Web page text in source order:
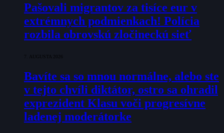
Pašovali migrantov za tisíce eur v
extrémnych podmienkach! Polícia
rozbila obrovskú zločineckú sieť
7. AUGUSTA 2026
Bavíte sa so mnou normálne, alebo ste
v tejto chvíli diktátor, ostro sa ohradil
exprezident Klasu voči progresívne
ladenej moderátorke